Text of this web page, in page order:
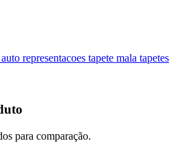
representacoes tapete mala tapetes
para comparação.